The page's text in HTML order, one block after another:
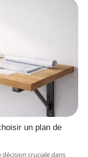
un plan de
cruciale dans